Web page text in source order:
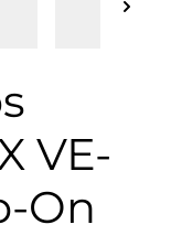
VE-
On